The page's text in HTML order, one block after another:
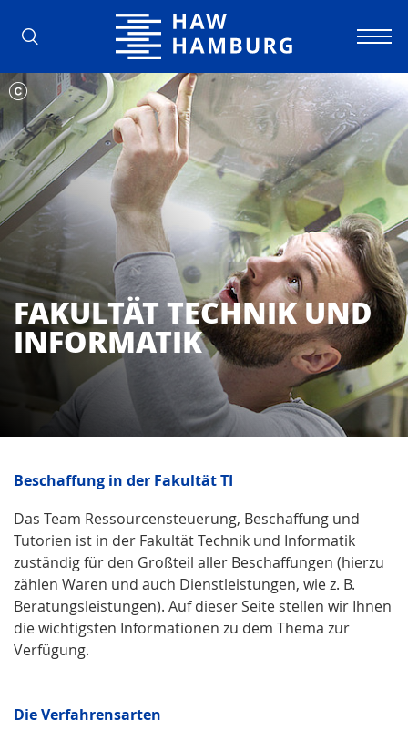
Hochschule für Angewandte
FAKULTÄT TECHNIK UND
INFOR­MA­TIK
Beschaffung in der Fakultät TI
Das Team Ressourcensteuerung, Beschaffung und
Tutorien ist in der Fakultät Technik und Informatik
zuständig für den Großteil aller Beschaffungen (hierzu
zählen Waren und auch Dienstleistungen, wie z. B.
Beratungsleistungen). Auf dieser Seite stellen wir Ihnen
die wichtigsten Informationen zu dem Thema zur
Verfügung.
Die Verfahrensarten